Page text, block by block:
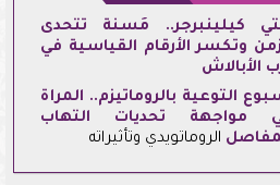
كيلينبرجر.. مُسنة تتحدى
وتكسر الأرقام القياسية في
الأبالاش
التوعية بالروماتيزم.. المرأة
مواجهة تحديات التهاب
الروماتويدي وتأثيراته